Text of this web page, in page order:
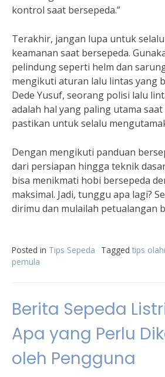
kontrol saat bersepeda.”
Terakhir, jangan lupa untuk
keamanan saat bersepeda.
pelindung seperti helm dan
mengikuti aturan lalu lintas yang
Dede Yusuf, seorang polisi lalu
adalah hal yang paling utama
pastikan untuk selalu
Dengan mengikuti panduan
dari persiapan hingga teknik
bisa menikmati hobi bersepeda
maksimal. Jadi, tunggu apa lagi?
dirimu dan mulailah petualangan
Posted in Tips Sepeda Tagged tips
pemula
Berita Sepeda
Apa yang Perlu
oleh Pengguna